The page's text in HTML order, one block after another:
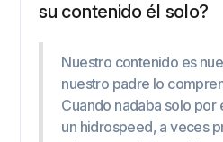
su contenido él solo?
Nuestro contenido es
nuestro padre lo
Cuando nadaba solo por
un hidrospeed, a veces